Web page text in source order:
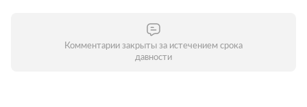
Комментарии закрыты за истечением срока
давности